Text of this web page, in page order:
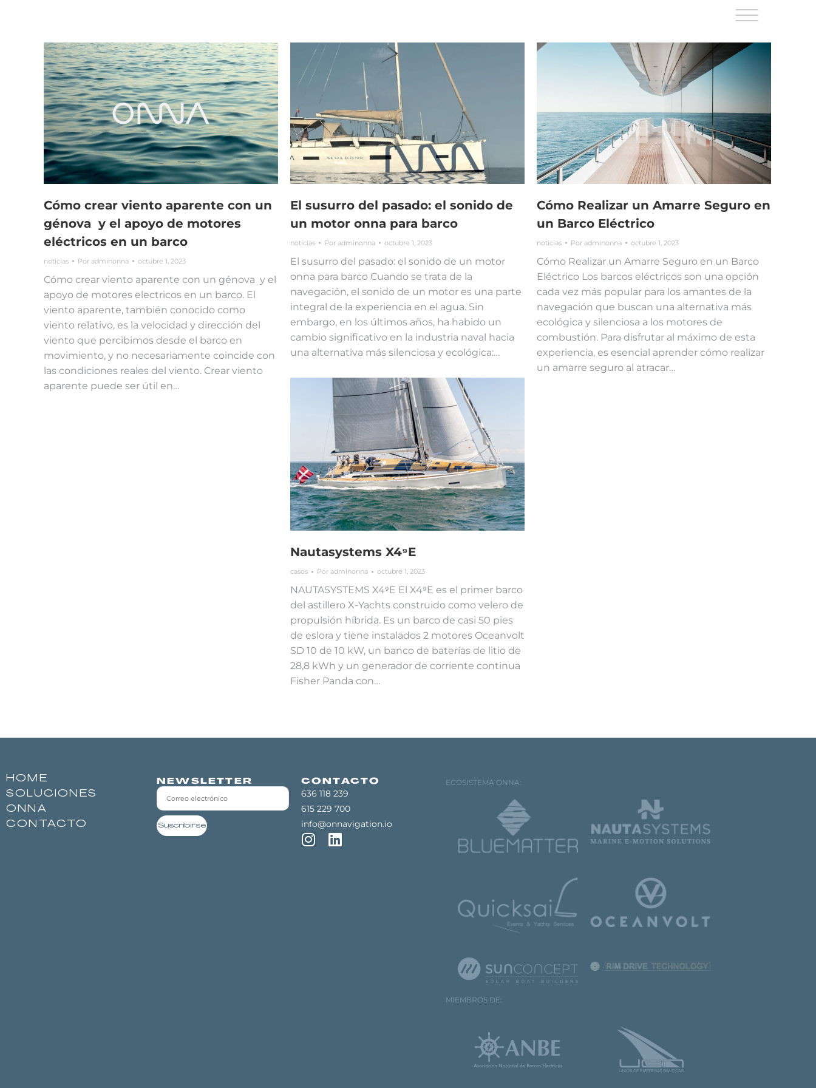
Cómo crear viento aparente con un
génova y el apoyo de motores
eléctricos en un barco
noticias Por adminonna octubre 1, 2023
Cómo crear viento aparente con un génova y el
apoyo de motores electricos en un barco. El
viento aparente, también conocido como
viento relativo, es la velocidad y dirección del
viento que percibimos desde el barco en
movimiento, y no necesariamente coincide con
las condiciones reales del viento. Crear viento
aparente puede ser útil en…
El susurro del pasado: el sonido de
un motor onna para barco
noticias Por adminonna octubre 1, 2023
El susurro del pasado: el sonido de un motor
onna para barco Cuando se trata de la
navegación, el sonido de un motor es una parte
integral de la experiencia en el agua. Sin
embargo, en los últimos años, ha habido un
cambio significativo en la industria naval hacia
una alternativa más silenciosa y ecológica:…
Cómo Realizar un Amarre Seguro en
un Barco Eléctrico
noticias Por adminonna octubre 1, 2023
Cómo Realizar un Amarre Seguro en un Barco
Eléctrico Los barcos eléctricos son una opción
cada vez más popular para los amantes de la
navegación que buscan una alternativa más
ecológica y silenciosa a los motores de
combustión. Para disfrutar al máximo de esta
experiencia, es esencial aprender cómo realizar
un amarre seguro al atracar…
Nautasystems X4⁹E
casos Por adminonna octubre 1, 2023
NAUTASYSTEMS X4⁹E El X4⁹E es el primer barco
del astillero X-Yachts construido como velero de
propulsión híbrida. Es un barco de casi 50 pies
de eslora y tiene instalados 2 motores Oceanvolt
SD 10 de 10 kW, un banco de baterías de litio de
28,8 kWh y un generador de corriente continua
Fisher Panda con…
HOME
SOLUCIONES
ONNA
CONTACTO
NEWSLETTER
Suscribirse
CONTACTO
636 118 239
615 229 700
info@onnavigation.io
ECOSISTEMA ONNA:
MIEMBROS DE: